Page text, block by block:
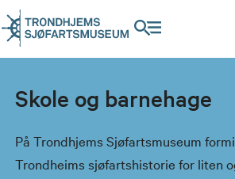
Skole og barnehage
På Trondhjems Sjøfartsmuseum
Trondheims sjøfartshistorie for liten